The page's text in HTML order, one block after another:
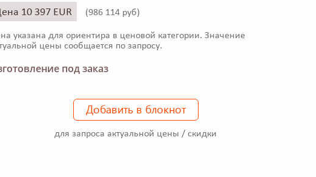
10 397 EUR (986 114 руб)
указана для ориентира в ценовой категории. Значение
цены сообщается по запросу.
под заказ
Добавить в блокнот
для запроса актуальной цены / скидки